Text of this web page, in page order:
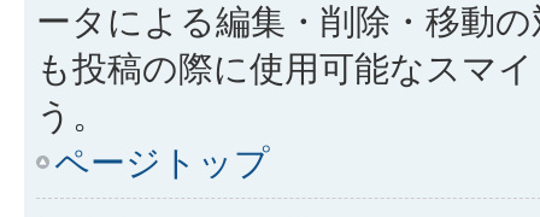
ータによる編集・削除・移動
も投稿の際に使用可能なスマ
う。
ページトップ